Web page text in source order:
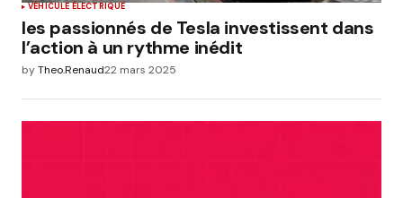
VÉHICULE ÉLECTRIQUE
les passionnés de Tesla investissent dans
l’action à un rythme inédit
byTheo.Renaud22 mars 2025